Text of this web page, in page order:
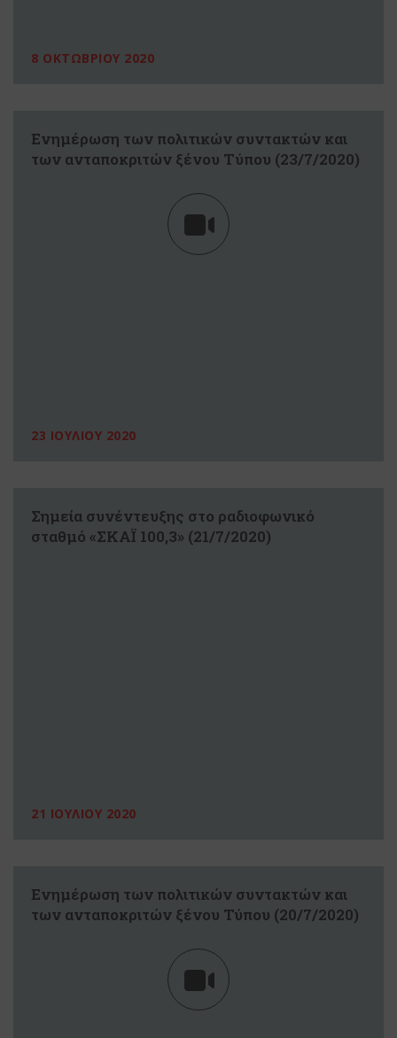
8 ΟΚΤΩΒΡΙΟΥ 2020
Ενημέρωση των πολιτικών συντακτών και
των ανταποκριτών ξένου Tύπου (23/7/2020)
23 ΙΟΥΛΙΟΥ 2020
Σημεία συνέντευξης στο ραδιοφωνικό
σταθμό «ΣΚΑΪ 100,3» (21/7/2020)
21 ΙΟΥΛΙΟΥ 2020
Ενημέρωση των πολιτικών συντακτών και
των ανταποκριτών ξένου Τύπου (20/7/2020)